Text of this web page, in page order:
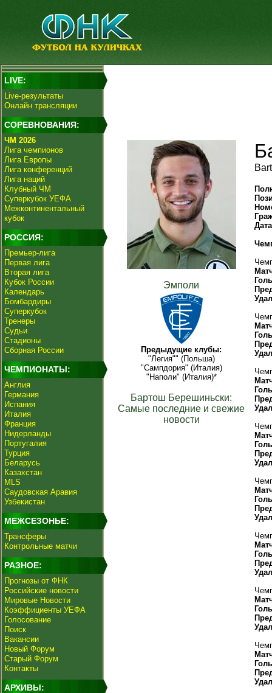
LIVE:
Live-результаты
Онлайн трансляции
СОРЕВНОВАНИЯ:
ЧМ 2026
Лига чемпионов
Лига Европы
Лига конференций
Лига наций
Клубный ЧМ
Суперкубок УЕФА
Межконтинентальный
кубок
РОССИЯ:
Премьер-лига
Первая лига
Вторая лига
Кубок России
Календарь
Бомбардиры
Суперкубок
Тренеры
Судьи
Стадионы
Сборная России
ЧЕМПИОНАТЫ:
Англия
Германия
Испания
Италия
Франция
Нидерланды
Португалия
Турция
Беларусь
Казахстан
MLS
Саудовская Аравия
Узбекистан
МЕЖСЕЗОНЬЕ:
Трансферы
Контрольные матчи
РАЗНОЕ:
Прогнозы от ФНК
Российские новости
Мировые Новости
Коэффициенты УЕФА
Голосование
Поиск
Вакансии
Новый Форум
Старый Форум
Контакты
АРХИВЫ:
Эмполи
Предыдущие клубы:
"Легия"" (Польша)
"Сампдория" (Италия)
"Наполи" (Италия)*
Бартош Берешиньски:
Самые последние и свежие
новости